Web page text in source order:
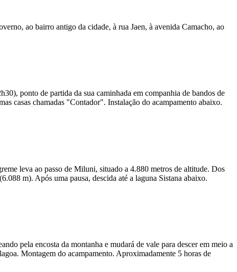
ao bairro antigo da cidade, à rua Jaen, à avenida Camacho, ao
ponto de partida da sua caminhada em companhia de bandos de
casas chamadas "Contador". Instalação do acampamento abaixo.
leva ao passo de Miluni, situado a 4.880 metros de altitude. Dos
m). Após uma pausa, descida até a laguna Sistana abaixo.
pela encosta da montanha e mudará de vale para descer em meio a
Montagem do acampamento. Aproximadamente 5 horas de